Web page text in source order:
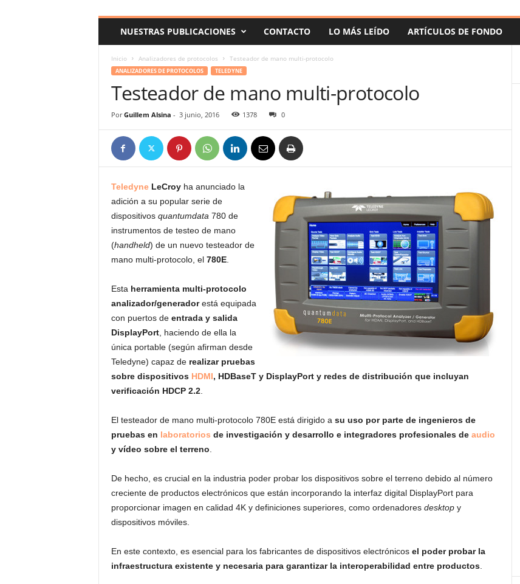
o
NUESTRAS PUBLICACIONES CONTACTO LO MÁS LEÍDO ARTÍCULOS DE FONDO
Inicio Analizadores de protocolos Testeador de mano multi-protocolo
ANALIZADORES DE PROTOCOLOS TELEDYNE
Testeador de mano multi-protocolo
Por Guillem Alsina - 3 junio, 2016 1378 0
TeledyneLeCroyha anunciado la
adición a su popular serie de
dispositivos quantumdata 780 de
instrumentos de testeo de mano
(handheld) de un nuevo testeador de
mano multi-protocolo, el780E.
Esta herramienta multi-protocolo
analizador/generadorestá equipada
con puertos de entrada y salida
DisplayPort, haciendo de ella la
única portable (según afirman desde
Teledyne) capaz de realizar pruebas
sobre dispositivos HDMI, HDBaseT y DisplayPort y redes de distribución que incluyan
verificación HDCP 2.2.
El testeador de mano multi-protocolo 780E está dirigido a su uso por parte de ingenieros de
pruebas en laboratorios de investigación y desarrollo e integradores profesionales de audio
y vídeo sobre el terreno
De hecho, es crucial en la industria poder probar los dispositivos sobre el terreno debido al número
creciente de productos electrónicos que están incorporando la interfaz digital DisplayPort para
proporcionar imagen en calidad 4K y definiciones superiores, como ordenadores desktopy
dispositivos móviles.
En este contexto, es esencial para los fabricantes de dispositivos electrónicos el poder probar la
infraestructura existente y necesaria para garantizar la interoperabilidad entre productos.